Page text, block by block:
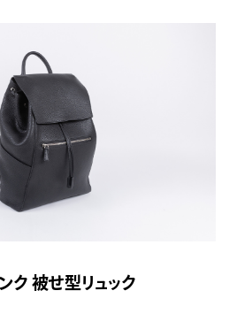
ク 被せ型リュック